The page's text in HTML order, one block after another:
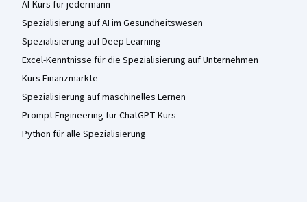
AI-Kurs für jedermann
Spezialisierung auf AI im Gesundheitswesen
Spezialisierung auf Deep Learning
Excel-Kenntnisse für die Spezialisierung auf Unternehmen
Kurs Finanzmärkte
Spezialisierung auf maschinelles Lernen
Prompt Engineering für ChatGPT-Kurs
Python für alle Spezialisierung